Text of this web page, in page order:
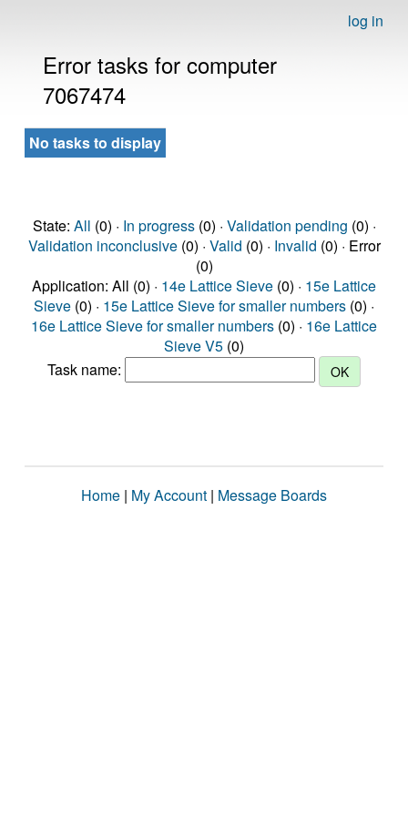
log in
Error tasks for computer
7067474
No tasks to display
State: All (0) · In progress(0) · Validation pending (0) ·
Validation inconclusive(0) · Valid (0) · Invalid (0) · Error
(0)
Application: All (0) · 14e Lattice Sieve (0) · 15e Lattice
Sieve (0) · 15e Lattice Sieve for smaller numbers (0) ·
16e Lattice Sieve for smaller numbers (0) · 16e Lattice
Sieve V5 (0)
Task name:
Home | My Account | Message Boards